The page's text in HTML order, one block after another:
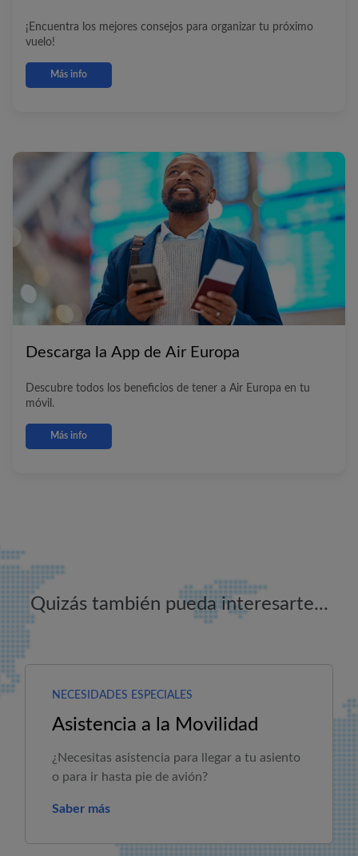
¡Encuentra los mejores consejos para organizar tu próximo
vuelo!
Más info
Descarga la App de Air Europa
Descubre todos los beneficios de tener a Air Europa en tu
móvil.
Más info
Quizás también pueda interesarte...
NECESIDADES ESPECIALES
Asistencia a la Movilidad
¿Necesitas asistencia para llegar a tu asiento
o para ir hasta pie de avión?
Saber más